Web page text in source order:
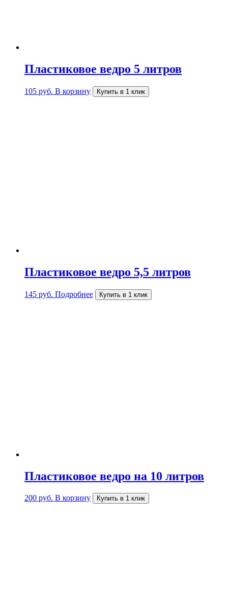
Пластиковое ведро 5 литров
105 руб. В корзину Купить в 1 клик
Пластиковое ведро 5,5 литров
145 руб. Подробнее Купить в 1 клик
Пластиковое ведро на 10 литров
200 руб. В корзину Купить в 1 клик